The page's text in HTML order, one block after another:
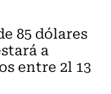
85 dólares
a
entre 2l 13